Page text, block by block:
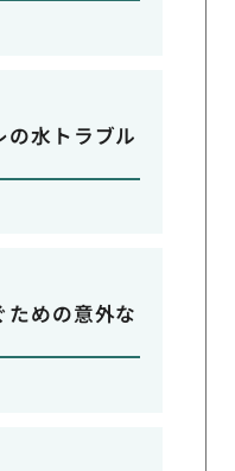
の水トラブル
ための意外な